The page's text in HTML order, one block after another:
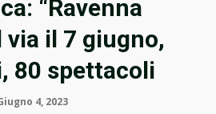
“Ravenna
via il 7 giugno,
80 spettacoli
4, 2023